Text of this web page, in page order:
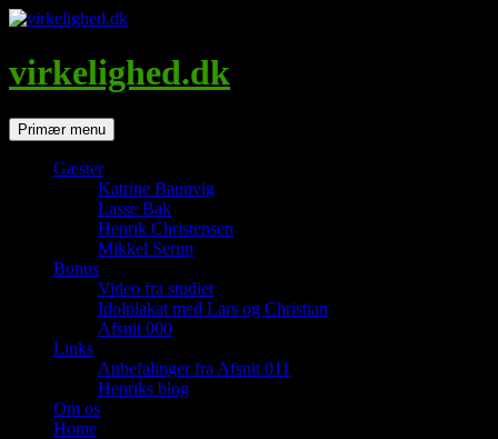
Hop
indhold
virkelighed.dk
SøgPrimær menu
Gæster
Katrine Baunvig
Lasse Bak
Henrik Christensen
Mikkel Serup
Bonus
Video fra studiet
Idolplakat med Lars og Christian
Afsnit 000
Links
Anbefalinger fra Afsnit 011
Henriks blog
Om os
Home